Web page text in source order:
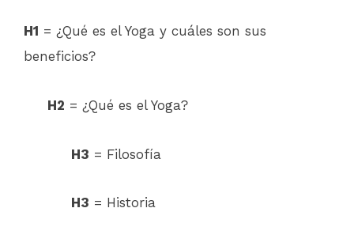
H1 = ¿Qué es el Yoga y cuáles son sus
beneficios?
H2 = ¿Qué es el Yoga?
H3 = Filosofía
H3 = Historia